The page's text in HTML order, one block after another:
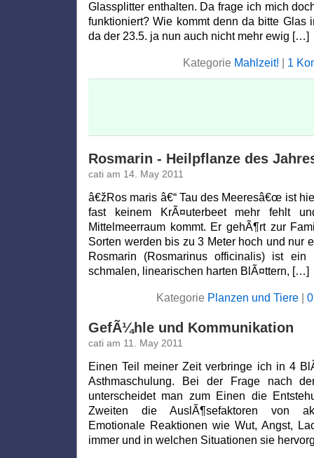
Glassplitter enthalten. Da frage ich mich
funktioniert? Wie kommt denn da bitte Glas
da der 23.5. ja nun auch nicht mehr ewig […]
Kategorie Mahlzeit! 1
Rosmarin - Heilpflanze des
cati am 14. May 2011
â€žRos maris â€“ Tau des Meeresâ€œ ist
fast keinem KrÃ¤uterbeet mehr fehlt
Mittelmeerraum kommt. Er gehÃ¶rt zur
Sorten werden bis zu 3 Meter hoch und nur
Rosmarin (Rosmarinus officinalis) ist ein
schmalen, linearischen harten BlÃ¤ttern, […]
Kategorie Planzen und Tiere
GefÃ¼hle und Kommunikation
cati am 11. May 2011
Einen Teil meiner Zeit verbringe ich in 4
Asthmaschulung. Bei der Frage nach
unterscheidet man zum Einen die
Zweiten die AuslÃ¶sefaktoren von
Emotionale Reaktionen wie Wut, Angst,
immer und in welchen Situationen sie